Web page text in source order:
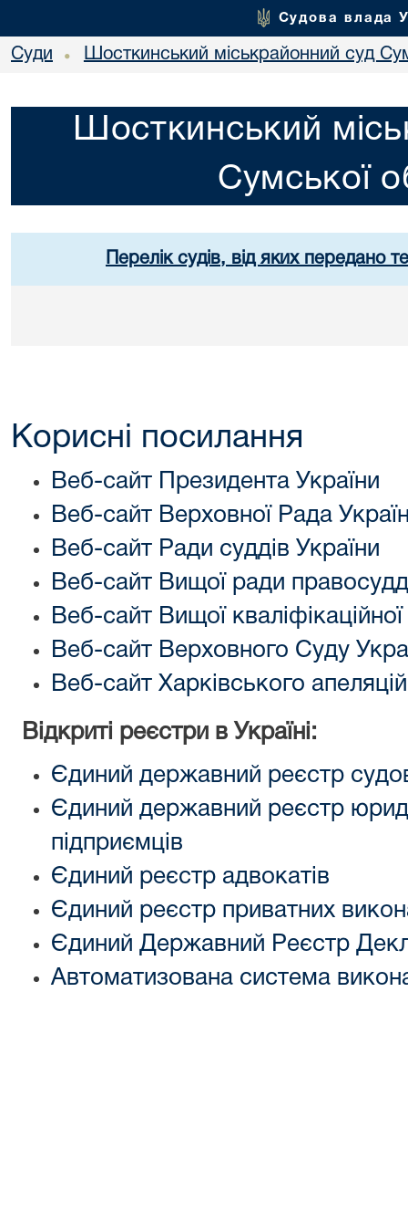
Судова влада
Суди • Шосткинський міськрайонний суд
Шосткинський
Сумської
Перелік судів, від яких передано
Корисні посилання
Веб-сайт Президента України
Веб-сайт Верховної Рада
Веб-сайт Ради суддів України
Веб-сайт Вищої ради
Веб-сайт Вищої кваліфікаційної
Веб-сайт Верховного Суду
Веб-сайт Харківського
Відкриті реєстри в Україні:
Єдиний державний реєстр
Єдиний державний реєстр
підприємців
Єдиний реєстр адвокатів
Єдиний реєстр приватних
Єдиний Державний Реєстр
Автоматизована система